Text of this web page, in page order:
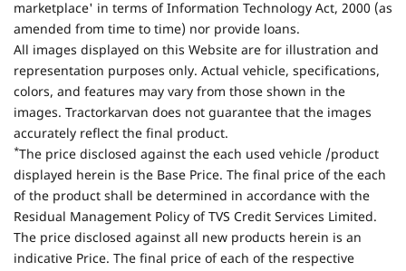
marketplace' in terms of Information Technology Act, 2000 (as
amended from time to time) nor provide loans.
All images displayed on this Website are for illustration and
representation purposes only. Actual vehicle, specifications,
colors, and features may vary from those shown in the
images. Tractorkarvan does not guarantee that the images
accurately reflect the final product.
*The price disclosed against the each used vehicle /product
displayed herein is the Base Price. The final price of the each
of the product shall be determined in accordance with the
Residual Management Policy of TVS Credit Services Limited.
The price disclosed against all new products herein is an
indicative Price. The final price of each of the respective